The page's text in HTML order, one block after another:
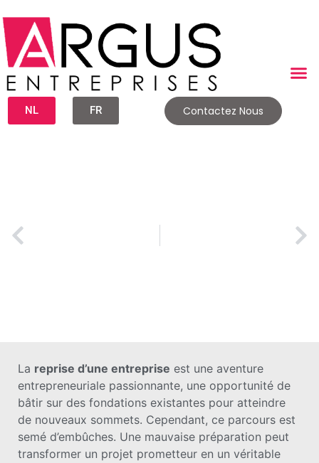
NL FR Contactez Nous
La reprise d’une entreprise est une aventure
entrepreneuriale passionnante, une opportunité de
bâtir sur des fondations existantes pour atteindre
de nouveaux sommets. Cependant, ce parcours est
semé d’embûches. Une mauvaise préparation peut
transformer un projet prometteur en un véritable